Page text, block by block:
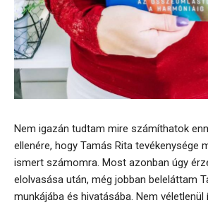
Nem igazán tudtam mire számíthatok
ellenére, hogy Tamás Rita tevékenysége
ismert számomra. Most azonban úgy
elolvasása után, még jobban beleláttam
munkájába és hivatásába. Nem